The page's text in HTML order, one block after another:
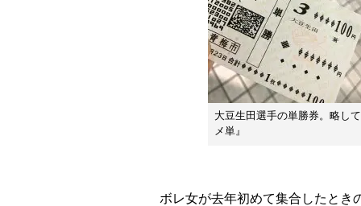
大豆生田選手の単勝券。略し
メ単』
ボレ女が去年初めて集合したとき